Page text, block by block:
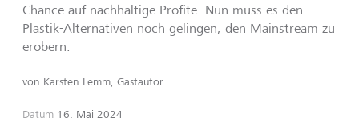
Chance auf nachhaltige Profite. Nun muss es den
Plastik-Alternativen noch gelingen, den Mainstream zu
erobern.
von Karsten Lemm, Gastautor
Datum 16. Mai 2024